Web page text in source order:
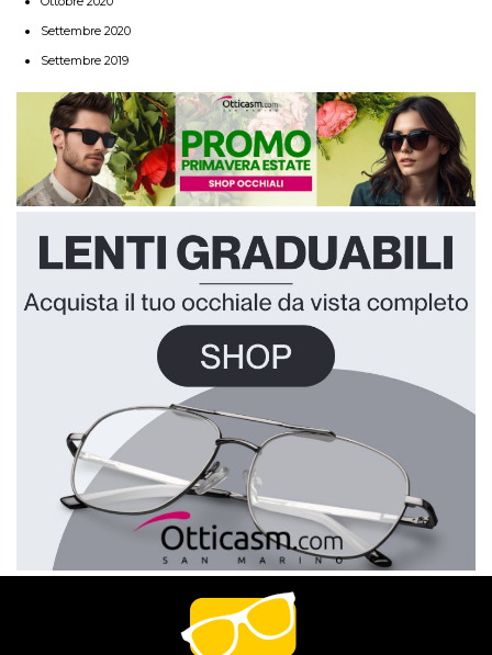
Settembre 2020
Settembre 2019